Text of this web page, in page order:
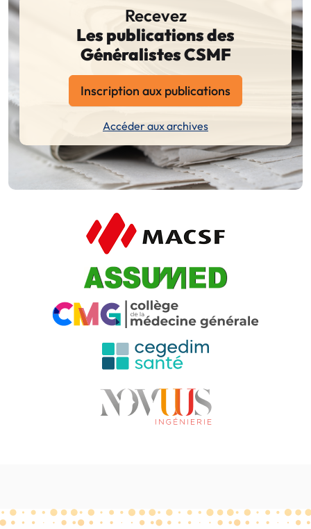
Recevez
Les publications des
Généralistes CSMF
Inscription aux publications
Accéder aux archives